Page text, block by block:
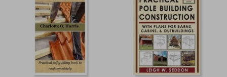
40%
dcto. $ 261.23
40%
dcto.